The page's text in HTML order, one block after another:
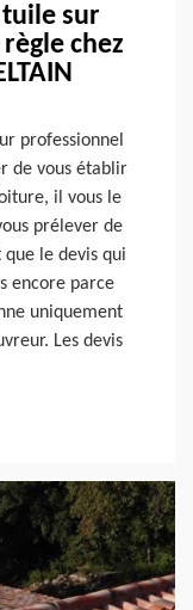
tuile sur
chez
professionnel
de vous établir
il vous le
prélever de
le devis qui
encore parce
uniquement
Les devis